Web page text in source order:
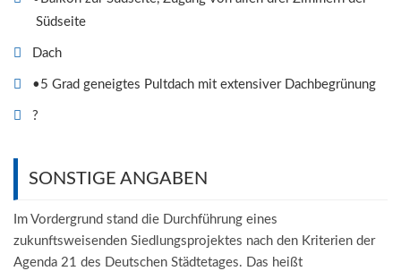
Südseite
Dach
•5 Grad geneigtes Pultdach mit extensiver Dachbegrünung
?
SONSTIGE ANGABEN
Im Vordergrund stand die Durchführung eines
zukunftsweisenden Siedlungsprojektes nach den Kriterien der
Agenda 21 des Deutschen Städtetages. Das heißt